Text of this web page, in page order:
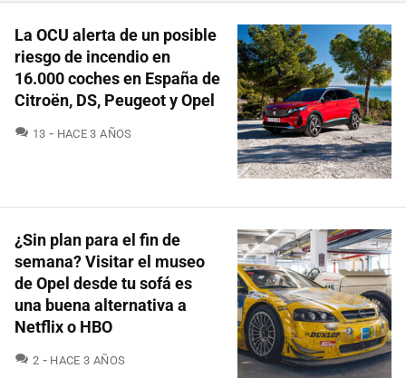
La OCU alerta de un posible
riesgo de incendio en
16.000 coches en España de
Citroën, DS, Peugeot y Opel
13 COMENTARIOS
HACE 3 AÑOS
¿Sin plan para el fin de
semana? Visitar el museo
de Opel desde tu sofá es
una buena alternativa a
Netflix o HBO
2 COMENTARIOS
HACE 3 AÑOS